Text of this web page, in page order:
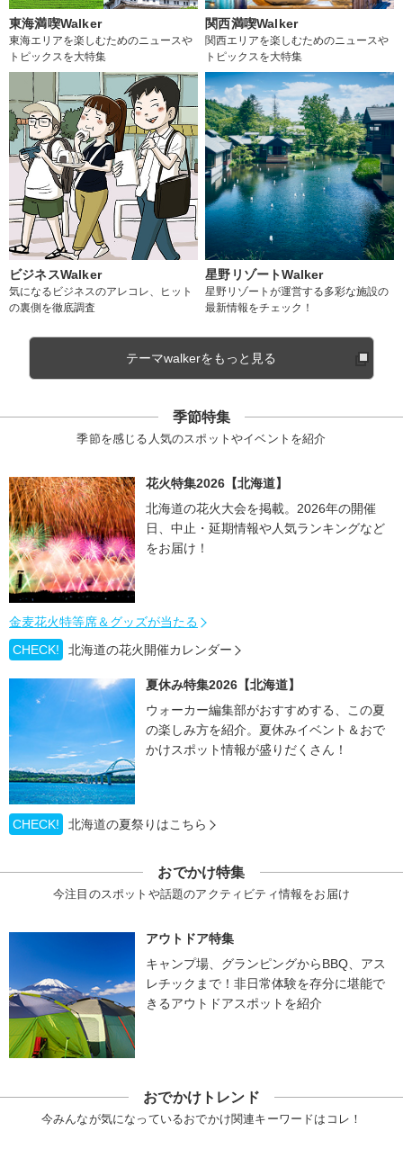
東海満喫Walker
東海エリアを楽しむためのニュースや
トピックスを大特集
関西満喫Walker
関西エリアを楽しむためのニュースや
トピックスを大特集
ビジネスWalker
気になるビジネスのアレコレ、ヒット
の裏側を徹底調査
星野リゾートWalker
星野リゾートが運営する多彩な施設の
最新情報をチェック！
テーマwalkerをもっと見る
季節特集
季節を感じる人気のスポットやイベントを紹介
花火特集2026【北海道】
北海道の花火大会を掲載。2026年の開催
日、中止・延期情報や人気ランキングなど
をお届け！
金麦花火特等席＆グッズが当たる
CHECK!
北海道の花火開催カレンダー
夏休み特集2026【北海道】
ウォーカー編集部がおすすめする、この夏
の楽しみ方を紹介。夏休みイベント＆おで
かけスポット情報が盛りだくさん！
CHECK! 北海道の夏祭りはこちら
おでかけ特集
今注目のスポットや話題のアクティビティ情報をお届け
アウトドア特集
キャンプ場、グランピングからBBQ、アス
レチックまで！非日常体験を存分に堪能で
きるアウトドアスポットを紹介
おでかけトレンド
今みんなが気になっているおでかけ関連キーワードはコレ！